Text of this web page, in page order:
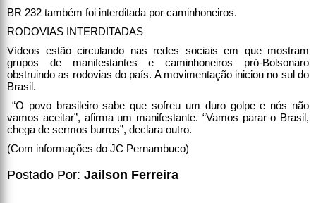
BR 232 também foi interditada por caminhoneiros.
RODOVIAS INTERDITADAS
Vídeos estão circulando nas redes sociais em que mostram
grupos de manifestantes e caminhoneiros pró-Bolsonaro
obstruindo as rodovias do país. A movimentação iniciou no sul do
Brasil.
“O povo brasileiro sabe que sofreu um duro golpe e nós não
vamos aceitar”, afirma um manifestante. “Vamos parar o Brasil,
chega de sermos burros”, declara outro.
(Com informações do JC Pernambuco)
Postado Por: Jailson Ferreira